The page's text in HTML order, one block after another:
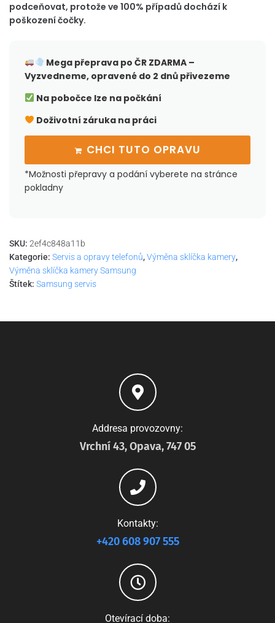
podceňovat, protože ve 100% případů dochází k
poškození čočky.
Mega přeprava po ČRZDARMA –
Vyzvedneme, opravené do 2 dnů přivezeme
Na pobočce lze na počkání
Doživotní záruka na práci
CHCI TUTO OPRAVU
*Možnosti přepravy a podání vyberete na stránce
pokladny
SKU: 2ef4c848a11b
Kategorie: Servis a opravy telefonů,Výměna sklíčka kamery,
Výměna sklíčka kamery Samsung
Štítek: Samsung servis
Addresa provozovny:
Vrchní 43, Opava, 747 05
Kontakty:
+420 608 907 555
Otevírací doba: